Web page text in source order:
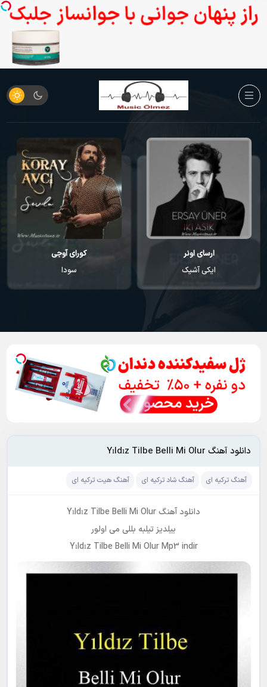
کورای آوجی
سودا
احمد مصطفایو
یاندیم هر گجه
دانلود آهنگ Yıldız Tilbe Belli Mi Olur
آهنگ ترکیه ای آهنگ شاد ترکیه ای آهنگ هیت ترکیه ای
دانلود آهنگ Yıldız Tilbe Belli Mi Olur
ییلدیز تیلبه بللی می اولور
Yıldız Tilbe Belli Mi Olur Mp3 indir